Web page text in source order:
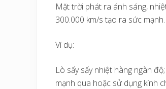
Mặt trời phát ra ánh sáng,
300.000 km/s tạo ra sức mạnh.
Ví dụ:
Lò sấy sấy nhiệt hàng ngàn
mạnh qua hoặc sử dụng kính